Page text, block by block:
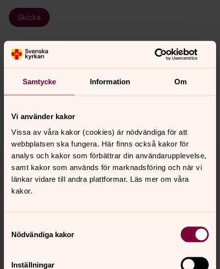
Samtycke Information Om
Vi använder kakor
Vissa av våra kakor (cookies) är nödvändiga för att
webbplatsen ska fungera. Här finns också kakor för
analys och kakor som förbättrar din användarupplevelse,
samt kakor som används för marknadsföring och när vi
länkar vidare till andra plattformar. Läs mer om våra
kakor.
Nödvändiga kakor
Inställningar
Skicka
Senast ändrad 28 april 2023
Synpunkter eller frågor på sidans
Tillbaka till toppen
Tillbaka till innehållet
Kalender